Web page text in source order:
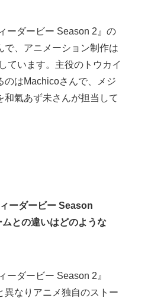
ーダービー Season 2』の
で、アニメーション制作は
ています。主役のトウカイ
のはMachicoさんで、メジ
和氣あず未さんが担当して
ィーダービー Season
との違いはどのような
ーダービー Season 2』
異なりアニメ独自のストー